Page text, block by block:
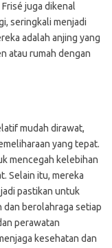
juga dikenal
seringkali menjadi
adalah anjing yang
atau rumah dengan
mudah dirawat,
yang tepat.
mencegah kelebihan
Selain itu, mereka
pastikan untuk
dan berolahraga setiap
perawatan
kesehatan dan